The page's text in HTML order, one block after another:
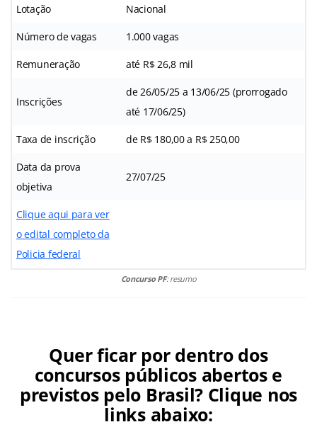
Lotação Nacional
Número de vagas 1.000 vagas
Remuneração até R$ 26,8 mil
Inscrições
de 26/05/25 a 13/06/25 (prorrogado
até 17/06/25)
Taxa de inscrição de R$ 180,00 a R$ 250,00
Data da prova
objetiva
27/07/25
Clique aqui para ver
o edital completo da
Policia federal
Concurso PF: resumo
Quer ficar por dentro dos
concursos públicos abertos e
previstos pelo Brasil? Clique nos
links abaixo: